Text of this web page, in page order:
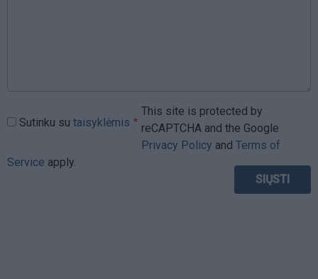
Sutinku su taisyklėmis
This site is protected by
reCAPTCHA and the Google
Privacy Policy and Terms of
Service apply.